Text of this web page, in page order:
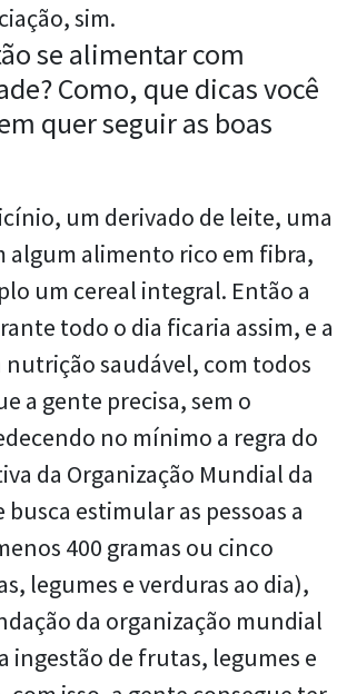
sim.
se alimentar com
Como, que dicas você
quer seguir as boas
um derivado de leite, uma
algum alimento rico em fibra,
um cereal integral. Então a
todo o dia ficaria assim, e a
saudável, com todos
a gente precisa, sem o
no mínimo a regra do
da Organização Mundial da
busca estimular as pessoas a
400 gramas ou cinco
legumes e verduras ao dia),
da organização mundial
ingestão de frutas, legumes e